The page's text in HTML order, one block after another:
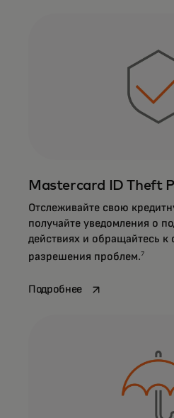
Mastercard ID Theft
Отслеживайте свою
получайте уведомления о
действиях и обращайтесь к
разрешения проблем.7
Подробнееopens in a new